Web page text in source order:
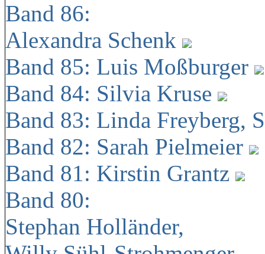
Band 86:
Alexandra Schenk
Band 85: Luis Moßburger
Band 84: Silvia Kruse
Band 83: Linda Freyberg,
Band 82: Sarah Pielmeier
Band 81: Kirstin Grantz
Band 80:
Stephan Holländer,